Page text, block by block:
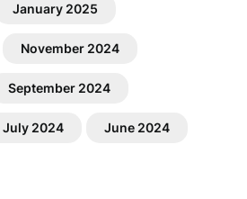
January 2025
November 2024
September 2024
July 2024 June 2024